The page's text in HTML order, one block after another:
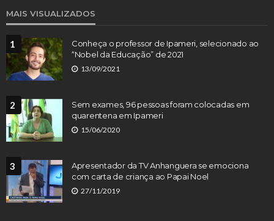
MAIS VISUALIZADOS
1
Conheça o professor de Ipameri, selecionado ao
“Nobel da Educação” de 2021
13/09/2021
2
Sem exames, 96 pessoas foram colocadas em
quarentena em Ipameri
15/06/2020
3
Apresentador da TV Anhanguera se emociona
com carta de criança ao Papai Noel
27/11/2019